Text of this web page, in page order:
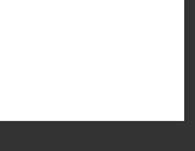
отличаться по